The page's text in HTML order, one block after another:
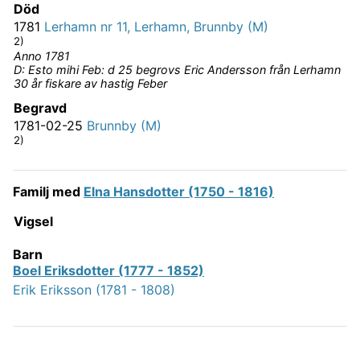
Död
1781 Lerhamn nr 11, Lerhamn, Brunnby (M)
2)
Anno 1781
D: Esto mihi Feb: d 25 begrovs Eric Andersson från Lerhamn
30 år fiskare av hastig Feber
Begravd
1781-02-25 Brunnby (M)
2)
Familj med Elna Hansdotter (1750 - 1816)
Vigsel
Barn
Boel Eriksdotter (1777 - 1852)
Erik Eriksson (1781 - 1808)